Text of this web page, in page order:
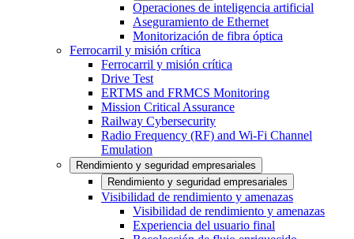
Operaciones de inteligencia artificial
Aseguramiento de Ethernet
Monitorización de fibra óptica
Ferrocarril y misión crítica
Ferrocarril y misión crítica
Drive Test
ERTMS and FRMCS Monitoring
Mission Critical Assurance
Railway Cybersecurity
Radio Frequency (RF) and Wi-Fi Channel
Emulation
Rendimiento y seguridad empresariales
Rendimiento y seguridad empresariales
Visibilidad de rendimiento y amenazas
Visibilidad de rendimiento y amenazas
Experiencia del usuario final